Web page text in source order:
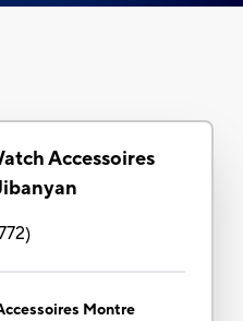
Accessoires
)
Montre